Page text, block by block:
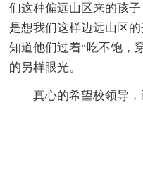
们这种偏远山区来的孩
是想我们这样边远山区
知道他们过着“吃不饱，
的另样眼光。
真心的希望校领导